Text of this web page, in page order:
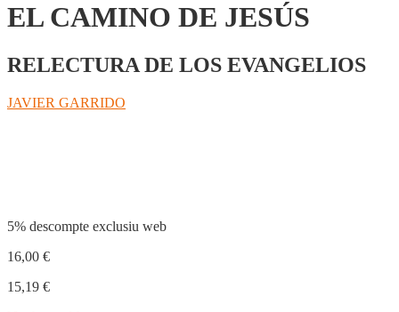
EL CAMINO DE JESÚS
RELECTURA DE LOS EVANGELIOS
JAVIER GARRIDO
5% descompte exclusiu web
16,00 €
15,19 €